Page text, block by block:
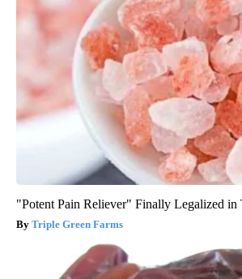
"Potent Pain Reliever" Finally Legalized in
Triple Green Farms